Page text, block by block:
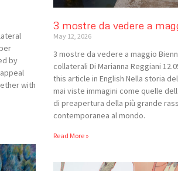
by
with
3 mostre da vedere a
May 12, 2026
3 mostre da vedere a maggio
collaterali Di Marianna Reggiani
this article in English Nella storia
mai viste immagini come quelle
di preapertura della più grande
contemporanea al mondo.
Read More »